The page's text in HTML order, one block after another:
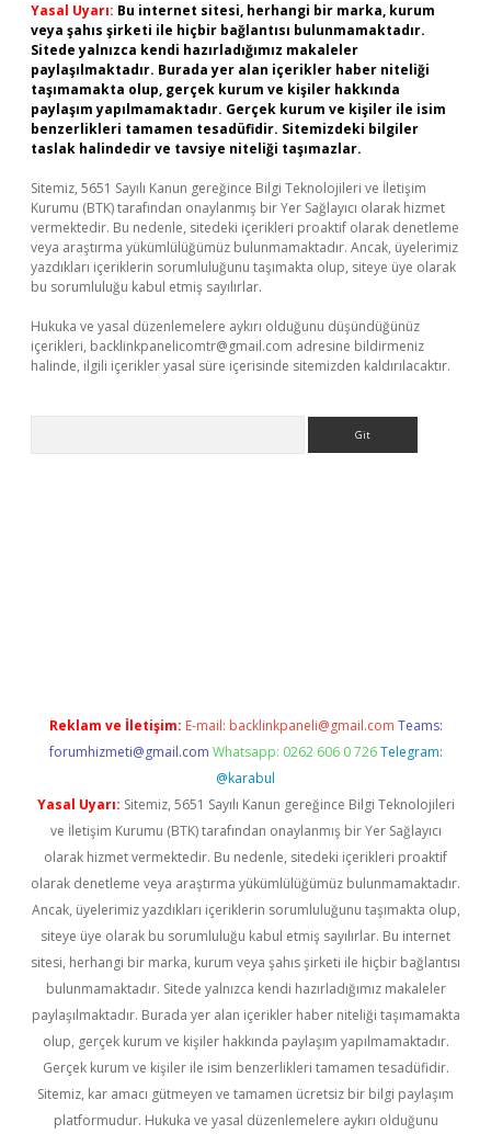
Yasal Uyarı: Bu internet sitesi, herhangi bir marka, kurum
veya şahıs şirketi ile hiçbir bağlantısı bulunmamaktadır.
Sitede yalnızca kendi hazırladığımız makaleler
paylaşılmaktadır. Burada yer alan içerikler haber niteliği
taşımamakta olup, gerçek kurum ve kişiler hakkında
paylaşım yapılmamaktadır. Gerçek kurum ve kişiler ile isim
benzerlikleri tamamen tesadüfidir. Sitemizdeki bilgiler
taslak halindedir ve tavsiye niteliği taşımazlar.
Sitemiz, 5651 Sayılı Kanun gereğince Bilgi Teknolojileri ve İletişim
Kurumu (BTK) tarafından onaylanmış bir Yer Sağlayıcı olarak hizmet
vermektedir. Bu nedenle, sitedeki içerikleri proaktif olarak denetleme
veya araştırma yükümlülüğümüz bulunmamaktadır. Ancak, üyelerimiz
yazdıkları içeriklerin sorumluluğunu taşımakta olup, siteye üye olarak
bu sorumluluğu kabul etmiş sayılırlar.
Hukuka ve yasal düzenlemelere aykırı olduğunu düşündüğünüz
içerikleri, backlinkpanelicomtr@gmail.com adresine bildirmeniz
halinde, ilgili içerikler yasal süre içerisinde sitemizden kaldırılacaktır.
Reklam ve İletişim: E-mail: backlinkpaneli@gmail.com Teams:
forumhizmeti@gmail.com Whatsapp: 0262 606 0 726 Telegram:
@karabul
Yasal Uyarı: Sitemiz, 5651 Sayılı Kanun gereğince Bilgi Teknolojileri
ve İletişim Kurumu (BTK) tarafından onaylanmış bir Yer Sağlayıcı
olarak hizmet vermektedir. Bu nedenle, sitedeki içerikleri proaktif
olarak denetleme veya araştırma yükümlülüğümüz bulunmamaktadır.
Ancak, üyelerimiz yazdıkları içeriklerin sorumluluğunu taşımakta olup,
siteye üye olarak bu sorumluluğu kabul etmiş sayılırlar. Bu internet
sitesi, herhangi bir marka, kurum veya şahıs şirketi ile hiçbir bağlantısı
bulunmamaktadır. Sitede yalnızca kendi hazırladığımız makaleler
paylaşılmaktadır. Burada yer alan içerikler haber niteliği taşımamakta
olup, gerçek kurum ve kişiler hakkında paylaşım yapılmamaktadır.
Gerçek kurum ve kişiler ile isim benzerlikleri tamamen tesadüfidir.
Sitemiz, kar amacı gütmeyen ve tamamen ücretsiz bir bilgi paylaşım
platformudur. Hukuka ve yasal düzenlemelere aykırı olduğunu